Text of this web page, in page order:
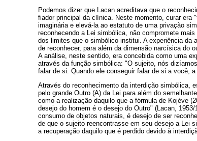
Podemos dizer que Lacan acreditava que o
fiador principal da clínica. Neste momento, curar era
imaginária e elevá-la ao estatuto de uma privação
reconhecendo a Lei simbólica, não compromete
dos limites que o simbólico institui. A experiência da
de reconhecer, para além da dimensão narcísica do
A análise, neste sentido, era concebida como uma
através da função simbólica: "O sujeito, nós
falar de si. Quando ele conseguir falar de si a você,
Através do reconhecimento da interdição simbólica,
pelo grande Outro (A) da Lei para além do
como a realização daquilo que a fórmula de Kojève
desejo do homem é o desejo do Outro" (Lacan,
consumo de objetos naturais, é desejo de ser
de que o sujeito reencontrasse em seu desejo a Lei
a recuperação daquilo que é perdido devido à